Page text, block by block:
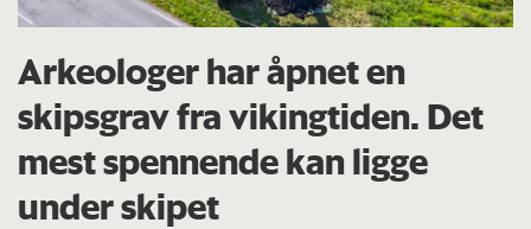
Arkeologer har åpnet en
skipsgrav fra vikingtiden. Det
mest spennende kan ligge
under skipet